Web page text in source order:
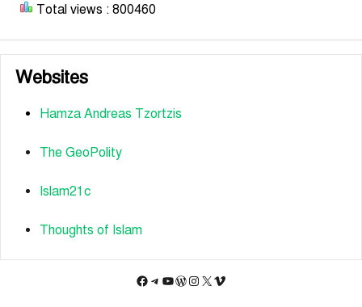
Total views : 800460
Websites
Hamza Andreas Tzortzis
The GeoPolity
Islam21c
Thoughts of Islam
Facebook
Telegram
YouTube
WordPress
Instagram
X Vimeo